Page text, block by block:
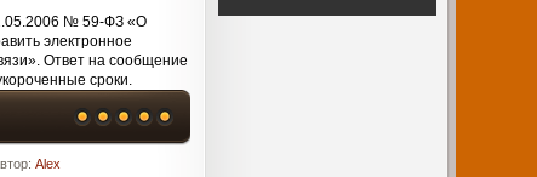
№ 59-ФЗ «О
электронное
Ответ на сообщение
сроки.
Alex